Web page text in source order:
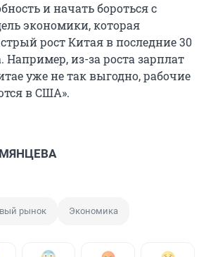
и начать бороться с
экономики, которая
рост Китая в последние 30
Например, из-за роста зарплат
уже не так выгодно, рабочие
в США».
рынок Экономика